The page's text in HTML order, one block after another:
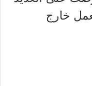
خارج